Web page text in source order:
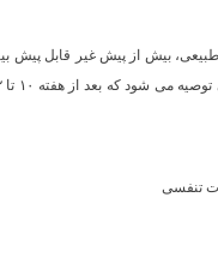
بیش از پیش غیر قابل پیش
تنفسی